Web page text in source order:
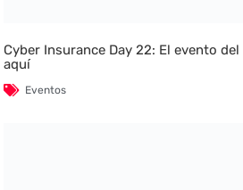
Cyber Insurance Day 22: El evento
aquí
Eventos